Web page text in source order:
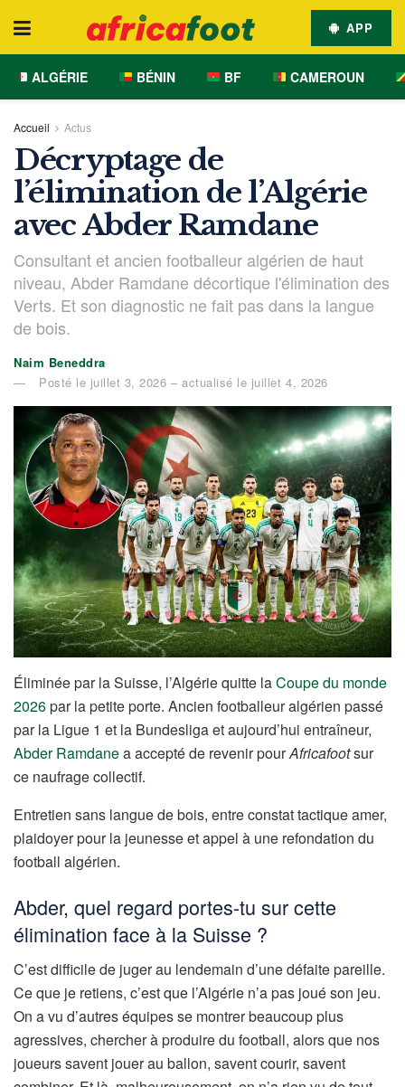
APP
ALGÉRIE BÉNIN BF CAMEROUN
Accueil Actus
Décryptage de
l’élimination de l’Algérie
avec Abder Ramdane
Consultant et ancien footballeur algérien de haut
niveau, Abder Ramdane décortique l'élimination des
Verts. Et son diagnostic ne fait pas dans la langue
de bois.
Naim Beneddra
Posté le juillet 3, 2026 – actualisé le juillet 4, 2026
Éliminée par la Suisse, l’Algérie quitte laCoupe du monde
2026par la petite porte. Ancien footballeur algérien passé
par la Ligue 1 et la Bundesliga et aujourd’hui entraîneur,
Abder Ramdanea accepté de revenir pourAfricafootsur
ce naufrage collectif.
Entretien sans langue de bois, entre constat tactique amer,
plaidoyer pour la jeunesse et appel à une refondation du
football algérien.
Abder, quel regard portes-tu sur cette
élimination face à la Suisse ?
C’est difficile de juger au lendemain d’une défaite pareille.
Ce que je retiens, c’est que l’Algérie n’a pas joué son jeu.
On a vu d’autres équipes se montrer beaucoup plus
agressives, chercher à produire du football, alors que nos
joueurs savent jouer au ballon, savent courir, savent